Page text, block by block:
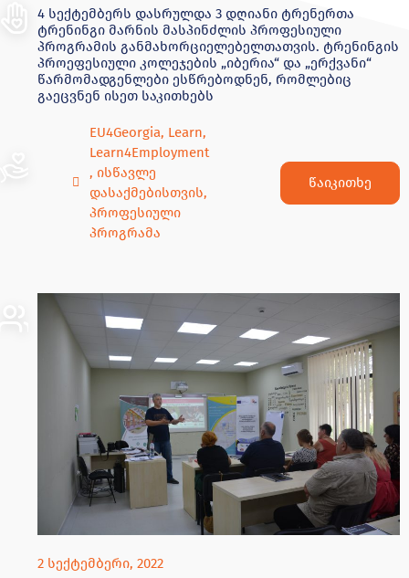
4 სექტემბერს დასრულდა 3 დღიანი ტრენერთა
ტრენინგი მარნის მასპინძლის პროფესიული
პროგრამის განმახორციელებელთათვის. ტრენინგის
პროეფესიული კოლეჯების „იბერია“ და „ერქვანი“
წარმომადგენლები ესწრებოდნენ, რომლებიც
გაეცვნენ ისეთ საკითხებს
EU4Georgia, Learn,
Learn4Employment
, ისწავლე
დასაქმებისთვის,
პროფესიული
პროგრამა
წაიკითხე
2 სექტემბერი, 2022